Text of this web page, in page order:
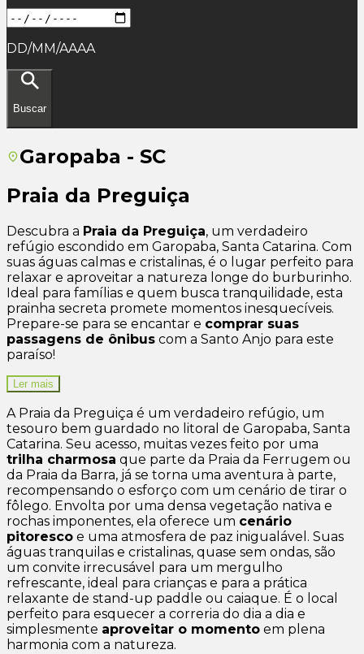
DD/MM/AAAA
Buscar
Garopaba - SC
Praia da Preguiça
Descubra a Praia da Preguiça, um verdadeiro
refúgio escondido em Garopaba, Santa Catarina. Com
suas águas calmas e cristalinas, é o lugar perfeito para
relaxar e aproveitar a natureza longe do burburinho.
Ideal para famílias e quem busca tranquilidade, esta
prainha secreta promete momentos inesquecíveis.
Prepare-se para se encantar e comprar suas
passagens de ônibus com a Santo Anjo para este
paraíso!
Ler mais
A Praia da Preguiça é um verdadeiro refúgio, um
tesouro bem guardado no litoral de Garopaba, Santa
Catarina. Seu acesso, muitas vezes feito por uma
trilha charmosa que parte da Praia da Ferrugem ou
da Praia da Barra, já se torna uma aventura à parte,
recompensando o esforço com um cenário de tirar o
fôlego. Envolta por uma densa vegetação nativa e
rochas imponentes, ela oferece um cenário
pitoresco e uma atmosfera de paz inigualável. Suas
águas tranquilas e cristalinas, quase sem ondas, são
um convite irrecusável para um mergulho
refrescante, ideal para crianças e para a prática
relaxante de stand-up paddle ou caiaque. É o local
perfeito para esquecer a correria do dia a dia e
simplesmente aproveitar o momento em plena
harmonia com a natureza.